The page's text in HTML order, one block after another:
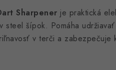
Sharpener je praktická
steel šípok. Pomáha
v terči a zabezpečuje